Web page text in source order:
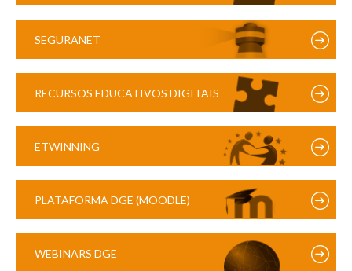
SEGURANET
RECURSOS EDUCATIVOS DIGITAIS
ETWINNING
PLATAFORMA DGE (MOODLE)
WEBINARS DGE